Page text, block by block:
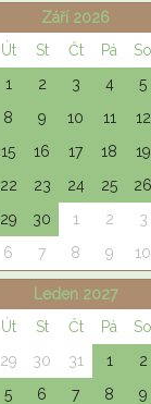
Září 2026
Út St Čt Pá
So
1 2 3 4
5
8 9 10 11
12
15 16 17 18
19
22 23 24 25
26
29 30 1 2
3
6 7 8 9 10
Leden 2027
Út St Čt Pá
So
29 30 31 1
2
5 6 7 8
9